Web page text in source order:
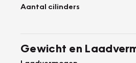
Aantal cilinders
Gewicht en